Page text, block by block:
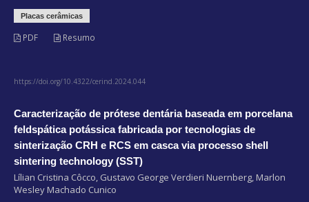
Placas cerâmicas
PDF Resumo
https://doi.org/10.4322/cerind.2024.044
Caracterização de prótese dentária baseada em porcelana
feldspática potássica fabricada por tecnologias de
sinterização CRH e RCS em casca via processo shell
sintering technology (SST)
Lílian Cristina Côcco, Gustavo George Verdieri Nuernberg, Marlon
Wesley Machado Cunico